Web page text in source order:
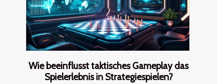
Wie beeinflusst taktisches Gameplay das
Spielerlebnis in Strategiespielen?